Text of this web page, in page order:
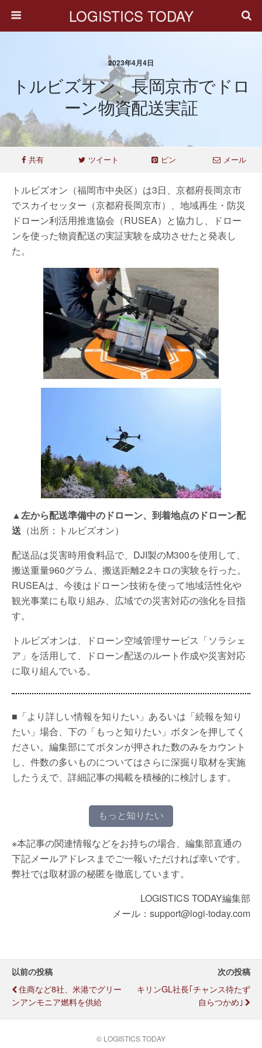
LOGISTICS TODAY
2023年4月4日
トルビズオン、長岡京市でドロ
ーン物資配送実証
共有 ツイート ピン メール
トルビズオン（福岡市中央区）は3日、京都府長岡京市
でスカイセッター（京都府長岡京市）、地域再生・防災
ドローン利活用推進協会（RUSEA）と協力し、ドロー
ンを使った物資配送の実証実験を成功させたと発表し
た。
▲左から配送準備中のドローン、到着地点のドローン配
送 （出所：トルビズオン）
配送品は災害時用食料品で、DJI製のM300を使用して、
搬送重量960グラム、搬送距離2.2キロの実験を行った。
RUSEAは、今後はドローン技術を使って地域活性化や
観光事業にも取り組み、広域での災害対応の強化を目指
す。
トルビズオンは、ドローン空域管理サービス「ソラシェ
ア」を活用して、ドローン配送のルート作成や災害対応
に取り組んでいる。
■「より詳しい情報を知りたい」あるいは「続報を知り
たい」場合、下の「もっと知りたい」ボタンを押してく
ださい。編集部にてボタンが押された数のみをカウント
し、件数の多いものについてはさらに深掘り取材を実施
したうえで、詳細記事の掲載を積極的に検討します。
もっと知りたい
※本記事の関連情報などをお持ちの場合、編集部直通の
下記メールアドレスまでご一報いただければ幸いです。
弊社では取材源の秘匿を徹底しています。
LOGISTICS TODAY編集部
メール：support@logi-today.com
以前の投稿
住商など8社、米港でグリー
ンアンモニア燃料を供給
次の投稿
キリンGL社長｢チャンス待たず
自らつかめ｣
© LOGISTICS TODAY